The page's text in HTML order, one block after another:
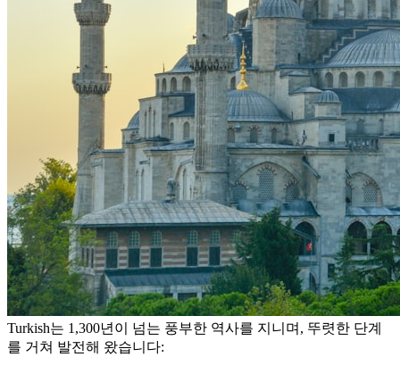
Turkish는 1,300년이 넘는 풍부한 역사를 지니며, 뚜렷한 단계
를 거쳐 발전해 왔습니다: